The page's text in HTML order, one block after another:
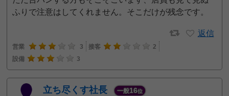
ふりで注意はしてくれません。そこだけが残念です。
返信
営業 3 接客
2
設備
3
立ち尽くす社長 一般16位